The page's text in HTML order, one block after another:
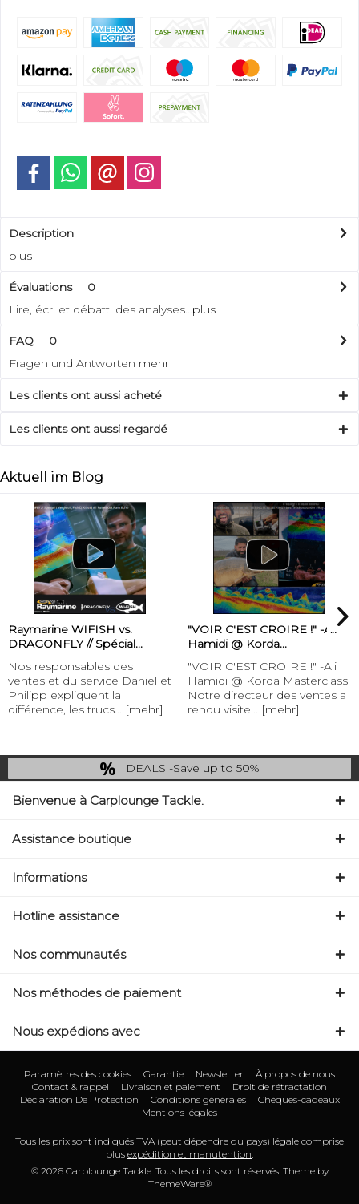
Description
plus
Évaluations
0
Lire, écr. et débatt. des analyses…plus
FAQ
0
Fragen und Antworten mehr
Les clients ont aussi acheté
Les clients ont aussi regardé
Aktuell im Blog
Raymarine WIFISH vs.
DRAGONFLY // Spécial...
Nos responsables des
ventes et du service Daniel et
Philipp expliquent la
différence, les trucs... [mehr]
"VOIR C'EST CROIRE !" -Ali
Hamidi @ Korda...
"VOIR C'EST CROIRE !" -Ali
Hamidi @ Korda Masterclass
Notre directeur des ventes a
rendu visite... [mehr]
DEALS -Save up to 50%
Bienvenue à Carplounge Tackle.
Assistance boutique
Informations
Hotline assistance
Nos communautés
Nos méthodes de paiement
Nous expédions avec
Paramètres des cookies Garantie Newsletter
À propos de nous
Contact & rappel
Livraison et paiement
Droit de rétractation
Déclaration De Protection
Conditions générales
Chèques-cadeaux
Mentions légales
Tous les prix sont indiqués TVA (peut dépendre du pays) légale comprise
plus expédition et manutention.
© 2026 Carplounge Tackle. Tous les droits sont réservés. Theme by
ThemeWare®